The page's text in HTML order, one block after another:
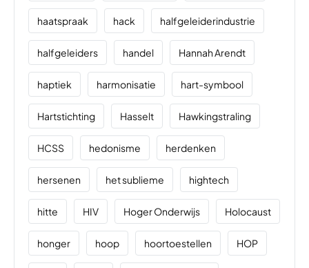
haatspraak hack halfgeleiderindustrie
halfgeleiders handel Hannah Arendt
haptiek harmonisatie hart-symbool
Hartstichting Hasselt Hawkingstraling
HCSS hedonisme herdenken
hersenen het sublieme hightech
hitte HIV Hoger Onderwijs Holocaust
honger hoop hoortoestellen HOP